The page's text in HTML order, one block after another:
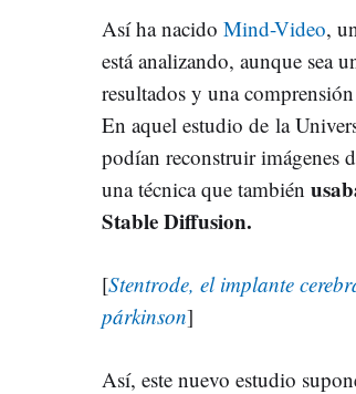
Así ha nacido Mind-Video,
está analizando, aunque sea
resultados y una
En aquel estudio de la
podían reconstruir imágenes
una técnica que también
Stable Diffusion.
[Stentrode, el implante
párkinson]
Así, este nuevo estudio